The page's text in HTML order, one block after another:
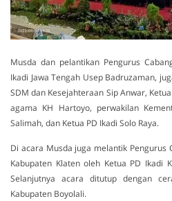
Musda dan pelantikan Pengurus
Ikadi Jawa Tengah Usep Badruzaman,
SDM dan Kesejahteraan Sip Anwar,
agama KH Hartoyo, perwakilan
Salimah, dan Ketua PD Ikadi Solo Raya.
Di acara Musda juga melantik Pengurus
Kabupaten Klaten oleh Ketua PD Ikadi
Selanjutnya acara ditutup dengan
Kabupaten Boyolali.